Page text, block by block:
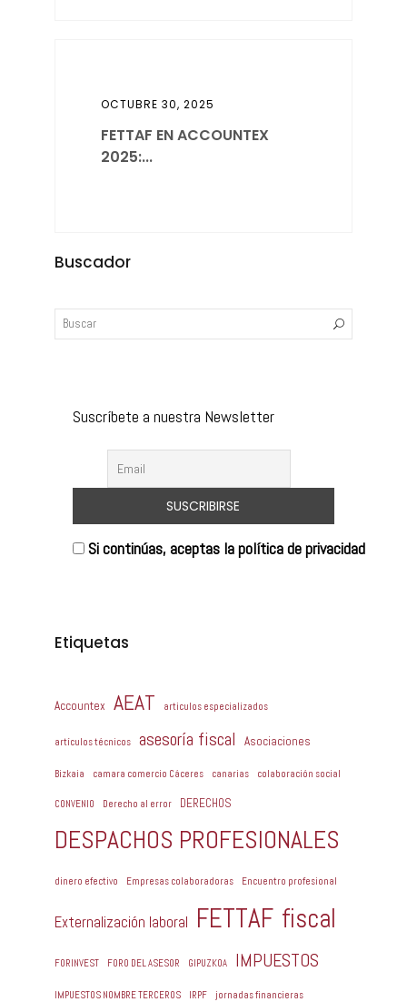
OCTUBRE 30, 2025
FETTAF EN ACCOUNTEX
2025:...
Buscador
Suscríbete a nuestra Newsletter
Si continúas, aceptas la política de privacidad
Etiquetas
Accountex AEAT articulos especializados
artículos técnicos asesoría fiscal Asociaciones
Bizkaia camara comercio Cáceres canarias colaboración social
CONVENIO Derecho al error DERECHOS
DESPACHOS PROFESIONALES
dinero efectivo Empresas colaboradoras Encuentro profesional
Externalización laboral FETTAF fiscal
FORINVEST FORO DEL ASESOR GIPUZKOA IMPUESTOS
IMPUESTOS NOMBRE TERCEROS IRPF jornadas financieras